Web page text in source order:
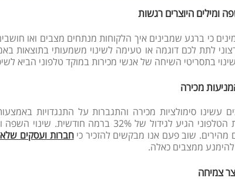
ומילים היוצרים רגשות
כי ברגע שמבינים איך הלקוחות מנתחים מצבים ואו
לתת לכם דוגמה או טעימה לשינוי משמעותי בתוצאות
בתסריטי השיחה של אנשי מכירות במוקד טלפוני הביא
מכירה
עשינו סימולציות מכירה והתגברות על התנגדויות
הגיע לגידול של 32% ברמה חודשית. שינוי השפה ואימוץ
מהירים. שוב פעם אנו מבקשים להזכיר כיחברות ועסקים
ממצבים כאלה.
צמיחה